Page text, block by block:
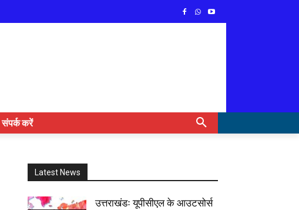
संपर्क करें
Latest News
उत्तराखंडः यूपीसीएल के आउटसोर्स